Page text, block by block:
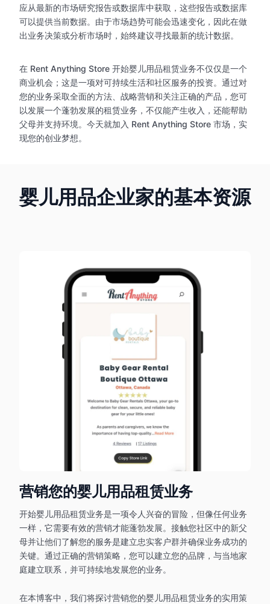
应从最新的市场研究报告或数据库中获取，这些报告或数据库
可以提供当前数据。由于市场趋势可能会迅速变化，因此在做
出业务决策或分析市场时，始终建议寻找最新的统计数据。
在 Rent Anything Store 开始婴儿用品租赁业务不仅仅是一个
商业机会；这是一项对可持续生活和社区服务的投资。通过对
您的业务采取全面的方法、战略营销和关注正确的产品，您可
以发展一个蓬勃发展的租赁业务，不仅能产生收入，还能帮助
父母并支持环境。今天就加入 Rent Anything Store 市场，实
现您的创业梦想。
婴儿用品企业家的基本资源
营销您的婴儿用品租赁业务
开始婴儿用品租赁业务是一项令人兴奋的冒险，但像任何业务
一样，它需要有效的营销才能蓬勃发展。接触您社区中的新父
母并让他们了解您的服务是建立忠实客户群并确保业务成功的
关键。通过正确的营销策略，您可以建立您的品牌，与当地家
庭建立联系，并可持续地发展您的业务。
在本博客中，我们将探讨营销您的婴儿用品租赁业务的实用策